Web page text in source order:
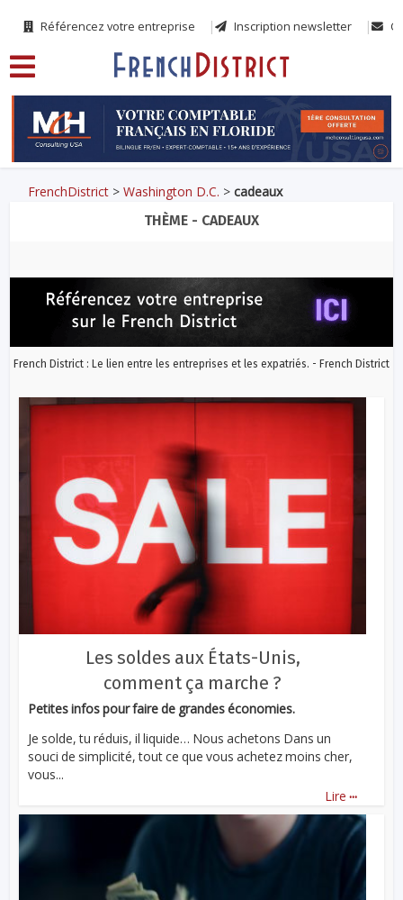
Référencez votre entreprise Inscription newsletter
FrenchDistrict >Washington D.C. >cadeaux
THÈME - CADEAUX
French District : Le lien entre les entreprises et les expatriés. - French District
Les soldes aux États-Unis,
comment ça marche ?
Petites infos pour faire de grandes économies.
Je solde, tu réduis, il liquide… Nous achetons Dans un
souci de simplicité, tout ce que vous achetez moins cher,
vous...
Lire ...